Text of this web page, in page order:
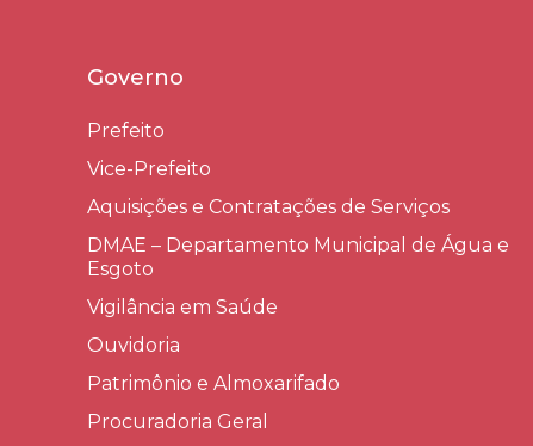
Governo
Prefeito
Vice-Prefeito
Aquisições e Contratações de Serviços​
DMAE – Departamento Municipal de Água e
Esgoto
Vigilância em Saúde
Ouvidoria
Patrimônio e Almoxarifado
Procuradoria Geral